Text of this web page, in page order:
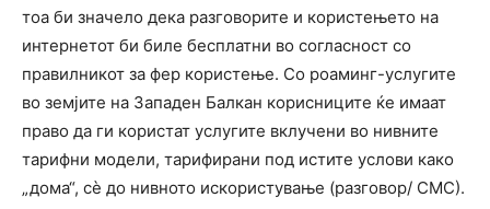
тоа би значело дека разговорите и користењето на
интернетот би биле бесплатни во согласност со
правилникот за фер користење. Со роаминг-услугите
во земјите на Западен Балкан корисниците ќе имаат
право да ги користат услугите вклучени во нивните
тарифни модели, тарифирани под истите услови како
„дома“, сѐ до нивното искористување (разговор/ СМС).